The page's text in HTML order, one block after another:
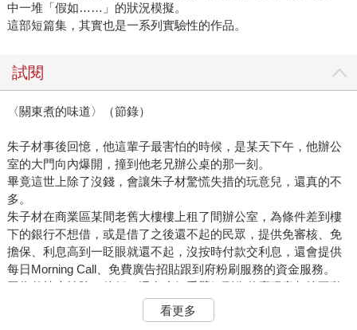
中一堆「假如……」的狀況模擬。
這部短篇集，其實也是一系列實驗性的作品。
試閱
〈關東煮的味道〉（節錄）
朱子材事後回憶，他這輩子最害怕的時候，是某天下午，他辦公
室的大門向內爆開，撞到他老兄辦公桌的那一刻。
畢竟這世上除了沒錢，會讓朱子材驚慌失措的玩意兒，還真的不
多。
朱子材在商業區某間老舊大樓樓上租了間辦公室，為條件差到樓
下的銀行不想借，或是借了之後還不起的民眾，提供免審核、免
擔保、利息高到一眨眼就還不起，沒按時付款交利息，還會提供
每日Morning Call、免費廣告招貼跟到府粉刷服務的資金服務。
因為整棟大樓除了他們、還有小姐手臂細到像什麼玩意都按不動
的按摩店，進出的大叔臉上坑坑疤疤，就算拿護膚水照三餐洗臉
也沒得救的護膚店，幾戶屋裡還隱約傳出麻將的叩響與碰擊的吆
看更多